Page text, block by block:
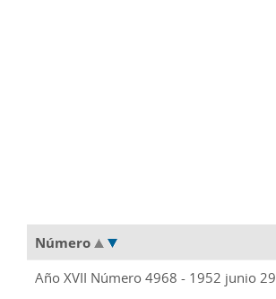
Número
Año XVII Número 4968 - 1952 junio 29